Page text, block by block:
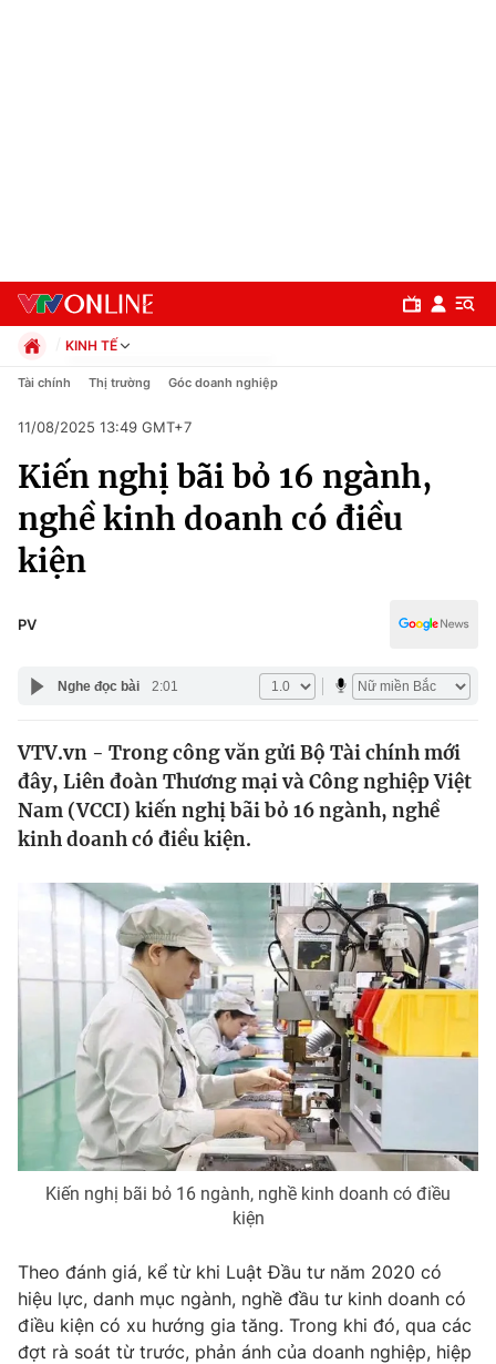
Chuyên mục
Chính trị
Xã hội
Pháp luật
Y tế
Thế giới
Tin tức
Thế giới đó đây
Câu chuyện quốc tế
Kinh tế
Thị trường
Góc doanh nghiệp
Dữ liệu và đời sống
Truyền hình
Hậu trường
Nhân vật
Khán giả
Giải sao mai
Giải trí
Điện ảnh
Âm nhạc
Đời sống
Du lịch
Làm đẹp
Giáo dục
Tuyển sinh
Công nghệ
Sản phẩm
Thị trường
Giao lưu trực tuyến
Lịch phát sóng
KINH TẾ
Chính trị
Pháp luật
Kinh tế
Thể thao
Truyền hình
Văn hóa - Giải trí
Tài chính Thị trường Góc doanh nghiệp
11/08/2025 13:49 GMT+7
Kiến nghị bãi bỏ 16 ngành,
nghề kinh doanh có điều
kiện
PV
Nghe đọc bài 2:01
VTV.vn - Trong công văn gửi Bộ Tài chính mới
đây, Liên đoàn Thương mại và Công nghiệp Việt
Nam (VCCI) kiến nghị bãi bỏ 16 ngành, nghề
kinh doanh có điều kiện.
Kiến nghị bãi bỏ 16 ngành, nghề kinh doanh có điều
kiện
Theo đánh giá, kể từ khi Luật Đầu tư năm 2020 có
hiệu lực, danh mục ngành, nghề đầu tư kinh doanh có
điều kiện có xu hướng gia tăng. Trong khi đó, qua các
đợt rà soát từ trước, phản ánh của doanh nghiệp, hiệp